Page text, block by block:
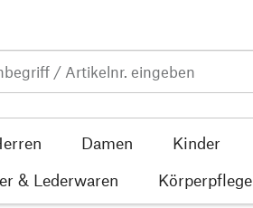
Damen Kinder
& Lederwaren Körperpflege